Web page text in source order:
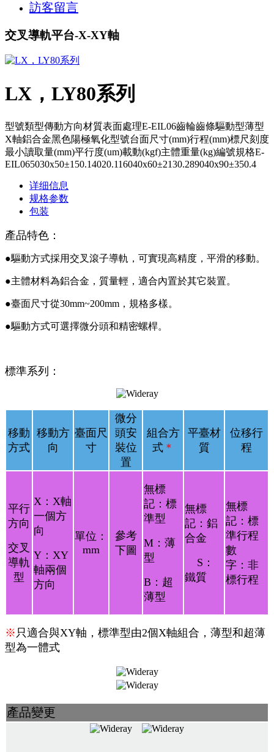
訪客留言
交叉導軌平台-X-XY軸
LX，LY80系列
型號類型傳動方向材質表面處理E-EIL06齒輪齒條驅動型薄型
X軸鋁合金黑色陽極氧化型號台面尺寸(mm)行程(mm)標尺刻度
最小讀取量(mm)平行度(um)載動(kgf)主體重量(kg)編號規格E-
EIL065030x50±150.14020.116040x60±2130.289040x90±350.4
详细信息
规格参数
包装
產品特色：
●驅動方式採用交叉滾子導軌，可實現高精度，平滑的移動。
●主體材料為鋁合金，質量輕，適合內置於其它裝置。
●臺面尺寸從30mm~200mm，規格多樣。
●驅動方式可選擇微分頭和精密螺桿。
標準系列：
移動
方式
移動方
向
臺面尺
寸
微分
頭安
裝位
置
組合方
式＊
平臺材
質
位移行
程
平行
方向
交叉
導軌
型
X：X軸
一個方
向
Y：XY
軸兩個
方向
單位：
mm
參考
下圖
無標
記：標
準型
M：薄
型
B：超
薄型
無標
記：鋁
合金
S：
鐵質
無標
記：標
準行程
數
字：非
標行程
※ 只適合與XY軸，標準型由2個X軸組合，薄型和超薄
型為一體式
產品變更